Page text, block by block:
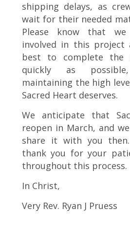
shipping delays, as
wait for their needed
Please know that we
involved in this project
best to complete the
quickly as
maintaining the high
Sacred Heart deserves.
We anticipate that
reopen in March, and
share it with you
thank you for your
throughout this process.
In Christ,
Very Rev. Ryan J Pruess